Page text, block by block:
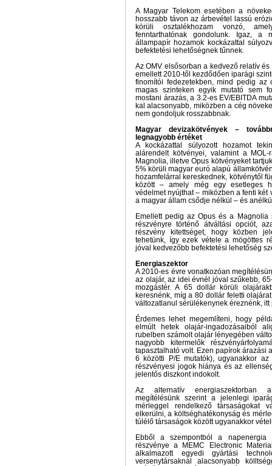
A Magyar Telekom esetében a
hosszabb távon az árbevétel lassú
körüli osztalékhozam vonzó,
fenntarthatónak gondolunk. Igaz, a
állampapír hozamok kockázattal
befektetési lehetőségnek tűnnek.
Az OMV elsősorban a kedvező relatív
emellett 2010-től kezdődően iparági
finomítói fedezetekben, mind pedig
magas szinteken egyik mutató sem
mostani árazás, a 3.2-es EV/EBITDA
kal alacsonyabb, miközben a cég
nem gondoljuk rosszabbnak.
Magyar devizakötvények –
legnagyobb értéket
A kockázattal súlyozott hozamot
alárendelt kötvényei, valamint a
Magnolia, illetve Opus kötvényeket
5% körüli magyar euró alapú
hozamfelárral kereskednek, kötvénytől
között – amely még egy esetleges
védelmet nyújthat – miközben a fenti két
a magyar állam csődje nélkül – és
Emellett pedig az Opus és a Magnolia
részvényre történő átváltási opciót,
részvény kitettséget, hogy közben
tehetünk, így ezek vétele a mögöttes
jóval kedvezőbb befektetési lehetőség
Energiaszektor
A 2010-es évre vonatkozóan
az olajár, az idei évnél jóval szűkebb,
mozgástér. A 65 dollár körüli
keresnénk, míg a 80 dollár feletti
változatlanul sérülékenynek éreznénk,
Érdemes lehet megemlíteni, hogy
elmúlt hetek olajár-ingadozásaiból
rubelben számolt olajár lényegében
nagyobb kitermelők
tapasztalható volt. Ezen papírok árazási
6 közötti P/E mutatók), ugyanakkor
részvényesi jogok hiánya és az
jelentős diszkont indokolt.
Az alternatív energiaszektorban
megítélésünk szerint a jelenlegi
mérleggel rendelkező társaságokat
elkerülni, a költséghatékonyság és
túlélő társaságok között ugyanakkor
Ebből a szempontból a napenergia
részvénye a MEMC Electronic
alkalmazott egyedi gyártási
versenytársaknál alacsonyabb